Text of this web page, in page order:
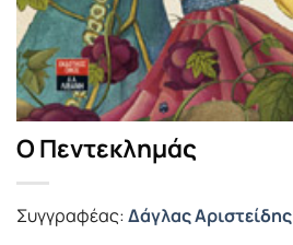
Ο Πεντεκληµάς
Συγγραφέας:Δάγλας Αριστείδης